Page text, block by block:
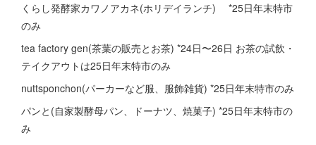
くらし発酵家カワノアカネ(ホリデイランチ) *25日年末特市
のみ
tea factory gen(茶葉の販売とお茶) *24日〜26日 お茶の試飲・
テイクアウトは25日年末特市のみ
nuttsponchon(パーカーなど服、服飾雑貨) *25日年末特市のみ
パンと(自家製酵母パン、ドーナツ、焼菓子) *25日年末特市の
み